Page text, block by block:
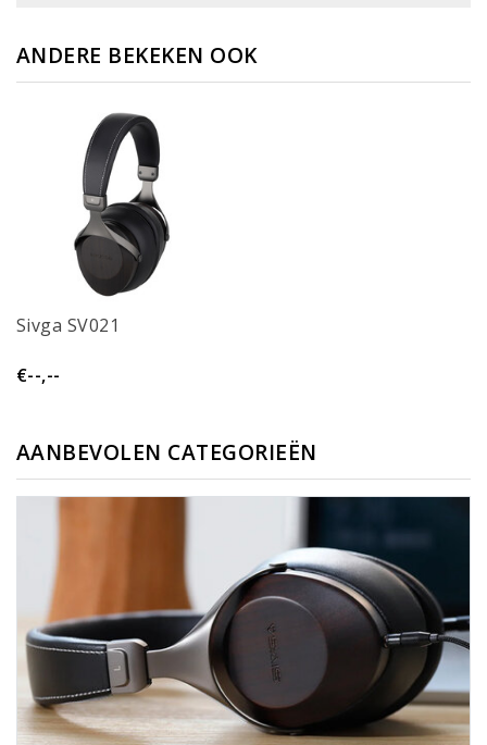
ANDERE BEKEKEN OOK
Sivga SV021
€--,--
AANBEVOLEN CATEGORIEËN